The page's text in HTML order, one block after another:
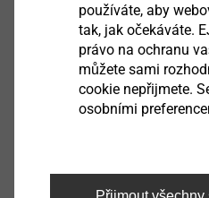
SW5-1/4“/Cx25
používáte, aby
tak, jak očekáváte.
právo na ochranu
můžete sami
cookie nepřijmete.
osobními